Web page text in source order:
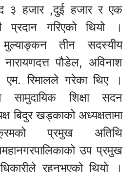
हजार ,दुई हजार र एक
गरिएको थियो ।
मुल्याङ्कन तीन सदस्यीय
पौडेल, अविनाश
एम. रिमालले गरेका थिए ।
सामुदायिक शिक्षा सदन
बिदुर खड्काको अध्यक्षतामा
प्रमुख अतिथि
उप प्रमुख
रहनुभएको थियो ।